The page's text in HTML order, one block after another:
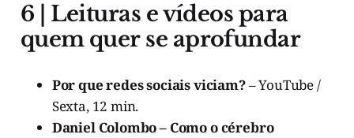
6 | Leituras e vídeos para
quem quer se aprofundar
Por que redes sociais viciam?– YouTube /
Sexta, 12 min.
Daniel Colombo – Como o cérebro